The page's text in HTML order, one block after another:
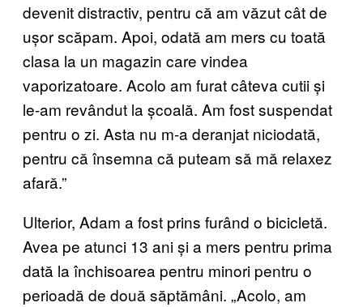
devenit distractiv, pentru că am văzut cât de
ușor scăpam. Apoi, odată am mers cu toată
clasa la un magazin care vindea
vaporizatoare. Acolo am furat câteva cutii și
le-am revândut la școală. Am fost suspendat
pentru o zi. Asta nu m-a deranjat niciodată,
pentru că însemna că puteam să mă relaxez
afară.”
Ulterior, Adam a fost prins furând o bicicletă.
Avea pe atunci 13 ani și a mers pentru prima
dată la închisoarea pentru minori pentru o
perioadă de două săptămâni. „Acolo, am